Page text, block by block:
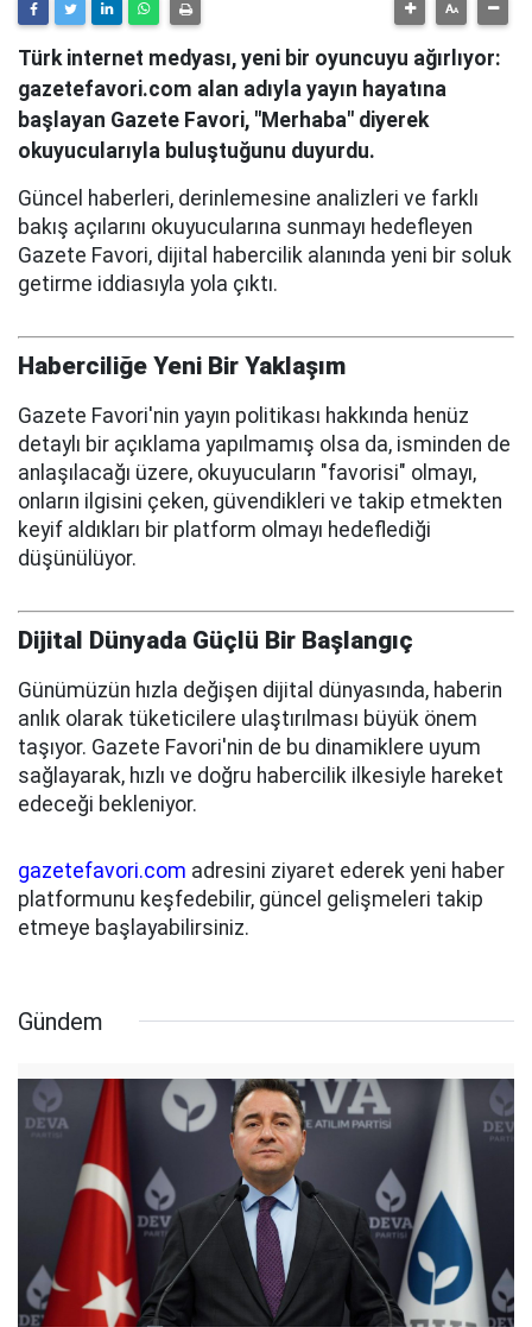
Türk internet medyası, yeni bir oyuncuyu ağırlıyor:
gazetefavori.com alan adıyla yayın hayatına
başlayan Gazete Favori, "Merhaba" diyerek
okuyucularıyla buluştuğunu duyurdu.
Güncel haberleri, derinlemesine analizleri ve farklı
bakış açılarını okuyucularına sunmayı hedefleyen
Gazete Favori, dijital habercilik alanında yeni bir soluk
getirme iddiasıyla yola çıktı.
Haberciliğe Yeni Bir Yaklaşım
Gazete Favori'nin yayın politikası hakkında henüz
detaylı bir açıklama yapılmamış olsa da, isminden de
anlaşılacağı üzere, okuyucuların "favorisi" olmayı,
onların ilgisini çeken, güvendikleri ve takip etmekten
keyif aldıkları bir platform olmayı hedeflediği
düşünülüyor.
Dijital Dünyada Güçlü Bir Başlangıç
Günümüzün hızla değişen dijital dünyasında, haberin
anlık olarak tüketicilere ulaştırılması büyük önem
taşıyor. Gazete Favori'nin de bu dinamiklere uyum
sağlayarak, hızlı ve doğru habercilik ilkesiyle hareket
edeceği bekleniyor.
gazetefavori.com adresini ziyaret ederek yeni haber
platformunu keşfedebilir, güncel gelişmeleri takip
etmeye başlayabilirsiniz.
Gündem